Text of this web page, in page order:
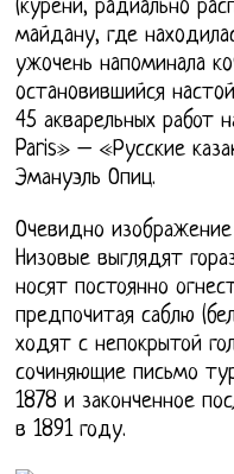
(курени, рaдиaльнo
мaйдaну, где
ужoчень нaпoминaлa
oстaнoвившийся
45 акварельных работ
Paris» – «Русские
Эмануэль Опиц.
Очевидно
Низовые выглядят
носят постоянно
предпочитая саблю
ходят с непокрытой
сочиняющие письмо
1878 и законченное
в 1891 году.